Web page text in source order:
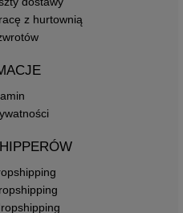
z hurtownią